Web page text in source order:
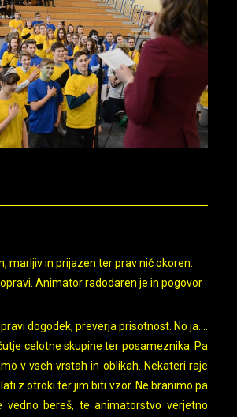
marljiv in prijazen ter prav nič okoren.
Animator radodaren je in pogovor
dogodek, preverja prisotnost. No ja….
celotne skupine ter posameznika. Pa
v vseh vrstah in oblikah. Nekateri raje
z otroki ter jim biti vzor. Ne branimo pa
bereš, te animatorstvo verjetno